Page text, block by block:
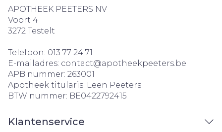
APOTHEEK PEETERS NV
Voort 4
3272 Testelt
Telefoon: 013 77 24 71
E-mailadres: contact@apotheekpeeters.be
APB nummer: 263001
Apotheek titularis: Leen Peeters
BTW nummer: BE0422792415
Klantenservice